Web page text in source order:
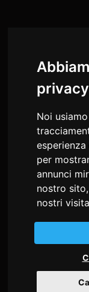
privacy
Noi
per
annunci
nostro
nostri